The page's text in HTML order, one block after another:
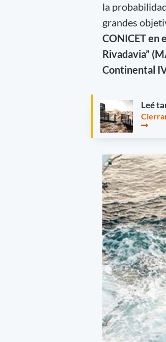
la
grandes
CONICET en
Rivadavia”
Continental
Leé